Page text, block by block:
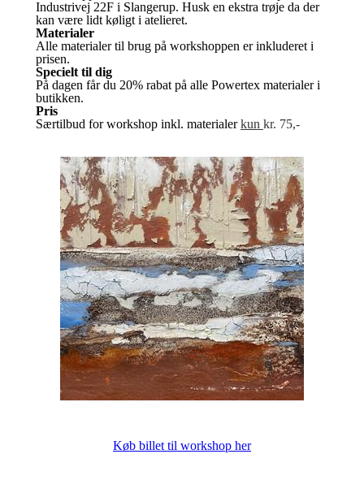
Industrivej 22F i Slangerup. Husk en ekstra trøje da der
kan være lidt køligt i atelieret.
Materialer
Alle materialer til brug på workshoppen er inkluderet i
prisen.
Specielt til dig
På dagen får du 20% rabat på alle Powertex materialer i
butikken.
Pris
Særtilbud for workshop inkl. materialerkun kr. 75,-
Køb billet til workshop her